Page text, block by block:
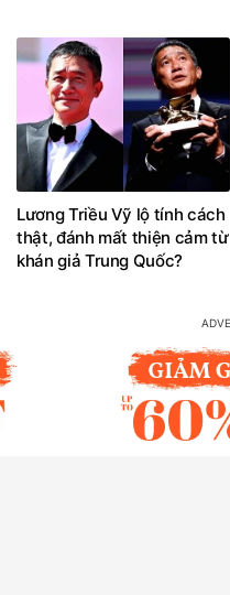
Lương Triều Vỹ lộ tính cách
thật, đánh mất thiện cảm từ
khán giả Trung Quốc?